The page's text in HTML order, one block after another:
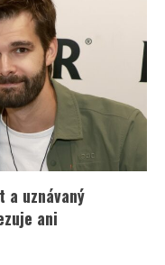
a uznávaný
ani